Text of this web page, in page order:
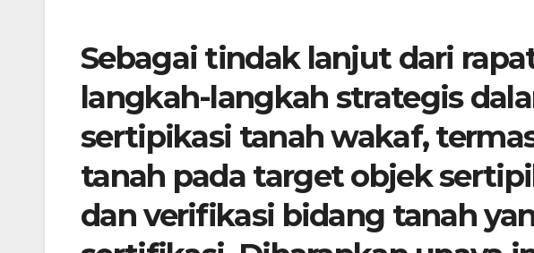
​Sebagai tindak lanjut dari
langkah-langkah strategis
sertipikasi tanah wakaf,
tanah pada target objek
dan verifikasi bidang tanah